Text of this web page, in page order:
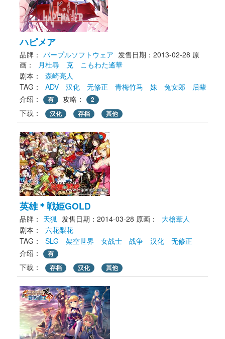
ハピメア
品牌： パープルソフトウェア 发售日期：2013-02-28 原
画：
月杜尋 克
こもわた遙華
剧本：
森崎亮人
TAG：
ADV 汉化 无修正 青梅竹马 妹 兔女郎
后辈
介绍：
有 攻略： 2
下载： 汉化 存档 其他
英雄＊戦姫GOLD
品牌： 天狐 发售日期：2014-03-28 原画：
大槍葦人
剧本：
六花梨花
TAG：
SLG 架空世界 女战士 战争 汉化
无修正
介绍：
有
下载： 存档 汉化 其他